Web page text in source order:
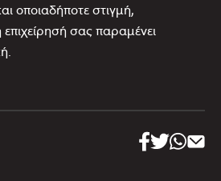
οποιαδήποτε στιγμή,
σας παραμένει